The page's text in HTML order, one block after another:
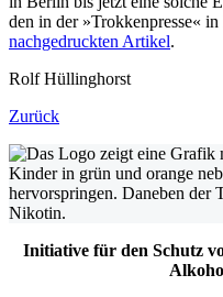
den in der »Trokkenpresse«
nachgedruckten Artikel.
Rolf Hüllinghorst
Zurück
Initiative für den Schutz